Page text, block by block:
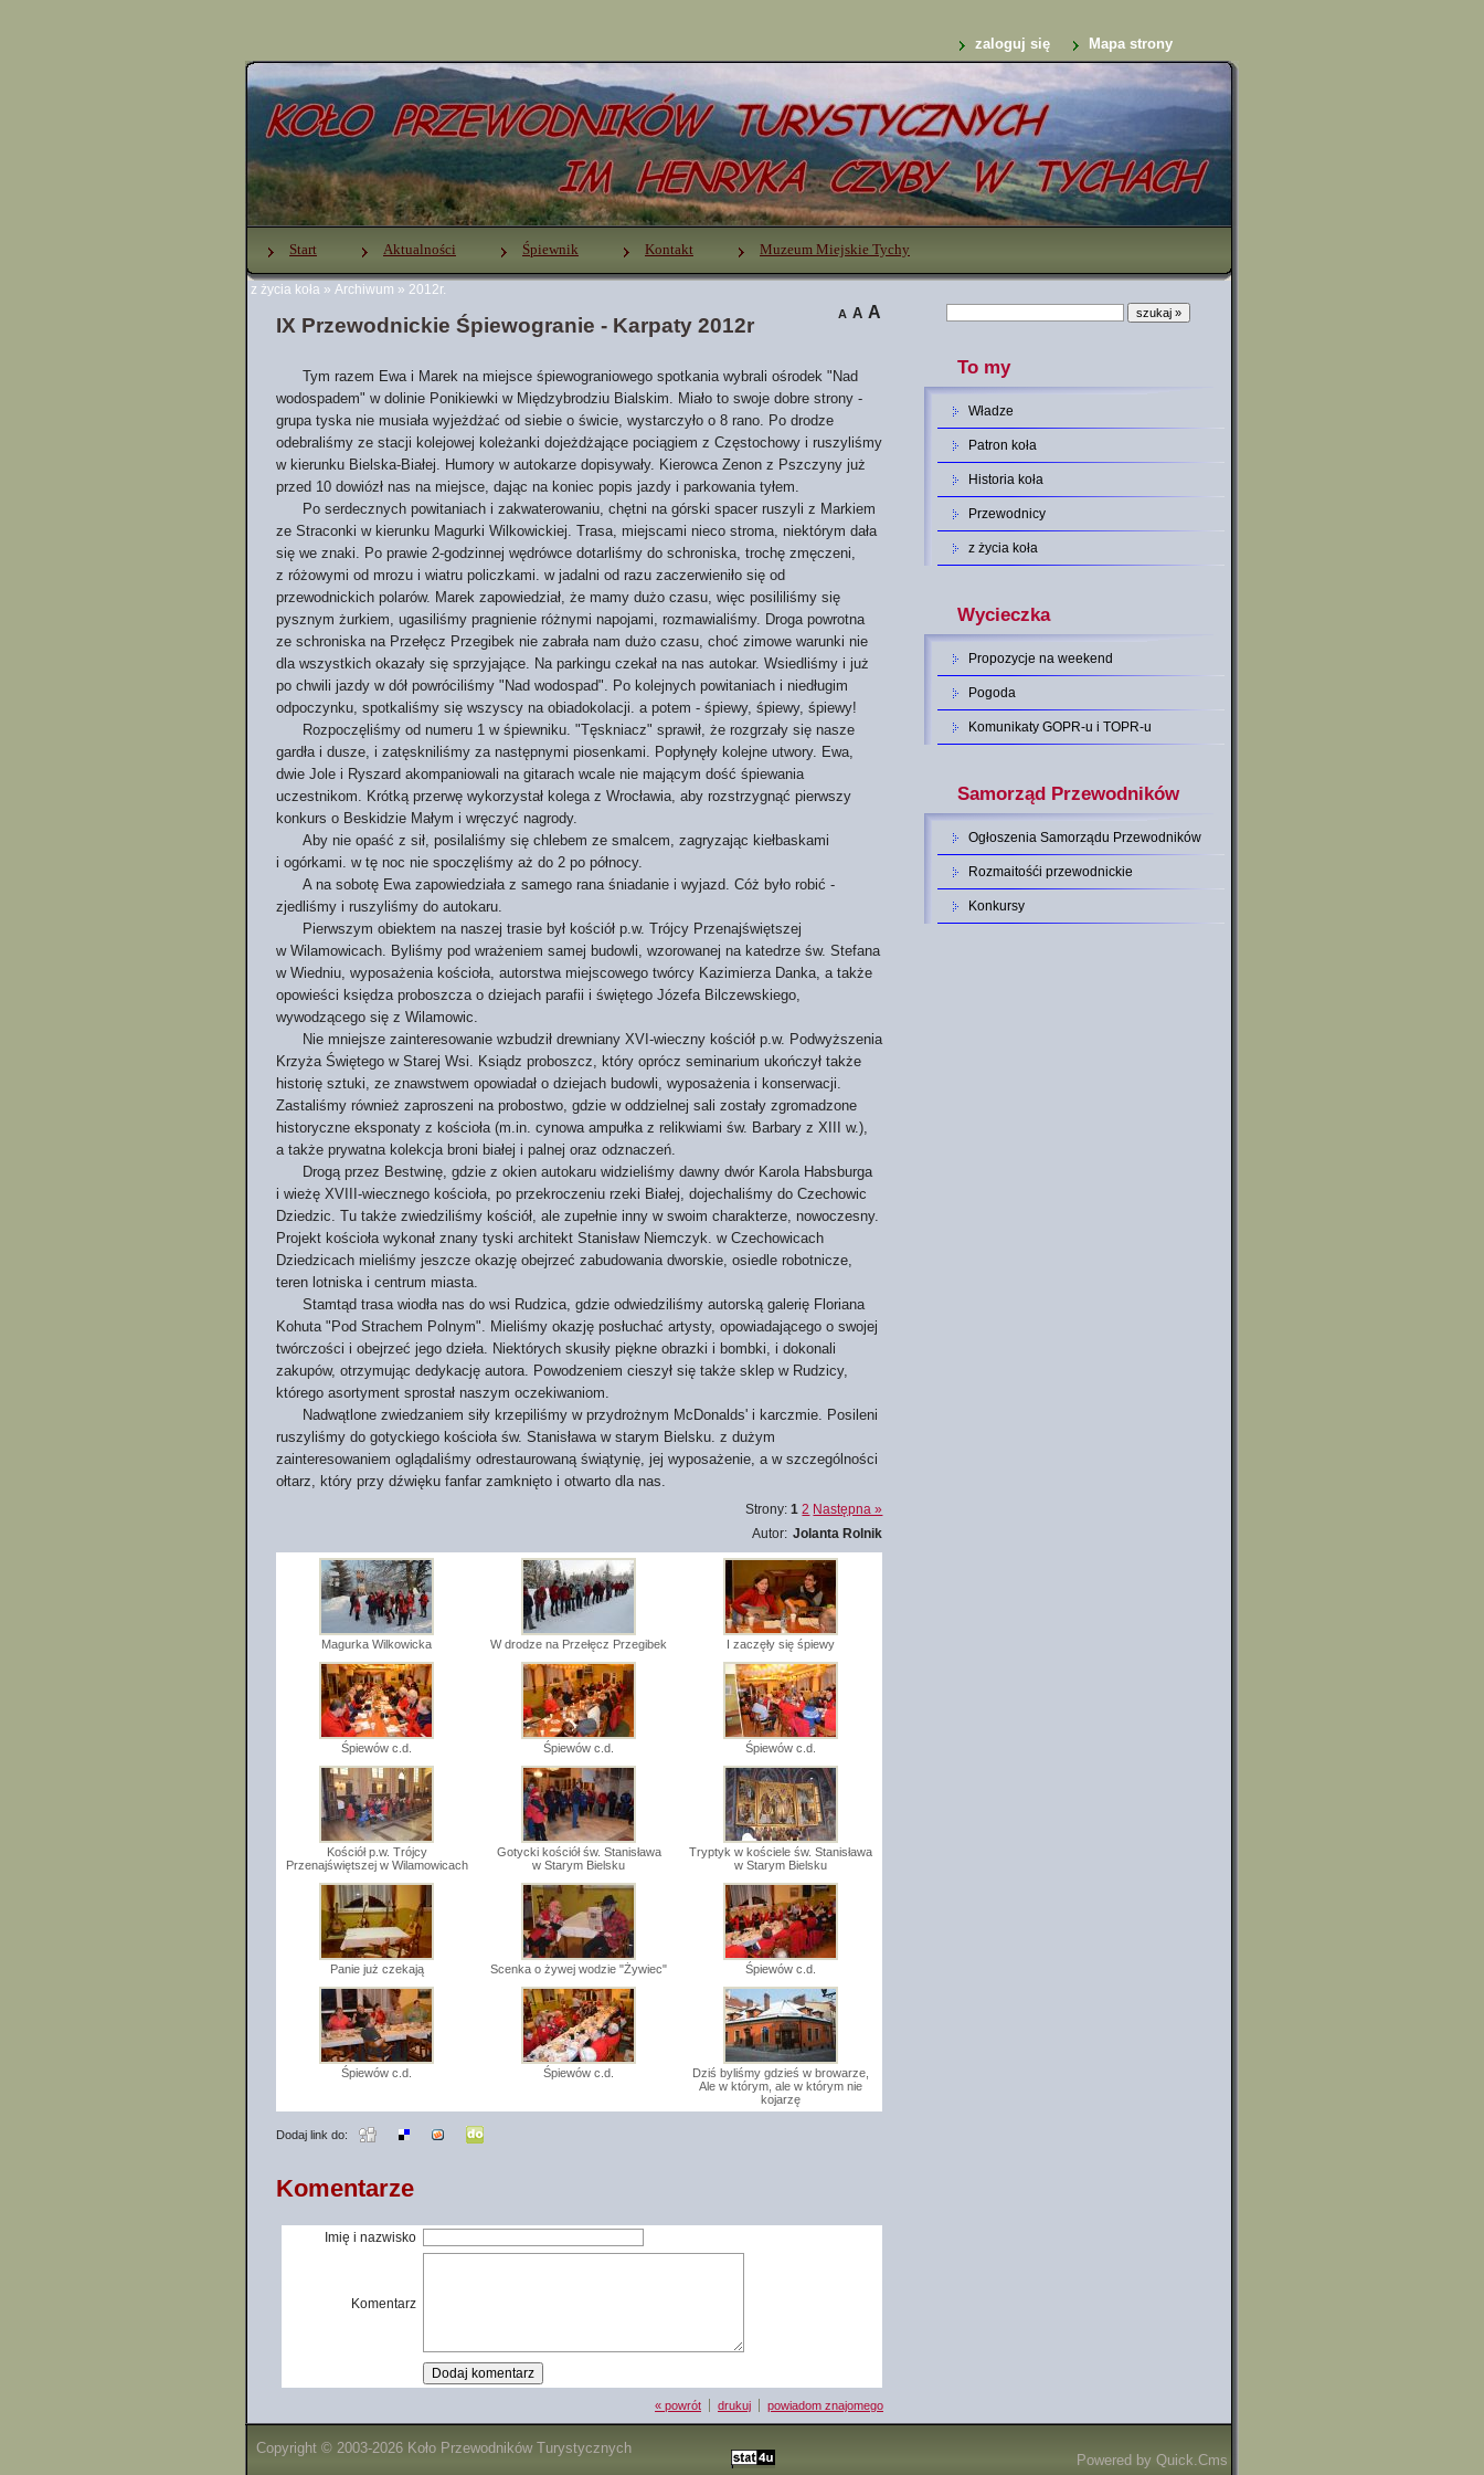
zaloguj się Mapa strony
z życia koła » Archiwum » 2012r.
Start Aktualności Śpiewnik Kontakt Muzeum Miejskie Tychy
To my
Władze
Patron koła
Historia koła
Przewodnicy
z życia koła
Wycieczka
Propozycje na weekend
Pogoda
Komunikaty GOPR-u i TOPR-u
Samorząd Przewodników
Ogłoszenia Samorządu Przewodników
Rozmaitośći przewodnickie
Konkursy
A A A
IX Przewodnickie Śpiewogranie - Karpaty 2012r
Tym razem Ewa i Marek na miejsce śpiewograniowego spotkania wybrali ośrodek "Nad
wodospadem" w dolinie Ponikiewki w Międzybrodziu Bialskim. Miało to swoje dobre strony -
grupa tyska nie musiała wyjeżdżać od siebie o świcie, wystarczyło o 8 rano. Po drodze
odebraliśmy ze stacji kolejowej koleżanki dojeżdżające pociągiem z Częstochowy i ruszyliśmy
w kierunku Bielska-Białej. Humory w autokarze dopisywały. Kierowca Zenon z Pszczyny już
przed 10 dowiózł nas na miejsce, dając na koniec popis jazdy i parkowania tyłem.
Po serdecznych powitaniach i zakwaterowaniu, chętni na górski spacer ruszyli z Markiem
ze Straconki w kierunku Magurki Wilkowickiej. Trasa, miejscami nieco stroma, niektórym dała
się we znaki. Po prawie 2-godzinnej wędrówce dotarliśmy do schroniska, trochę zmęczeni,
z różowymi od mrozu i wiatru policzkami. w jadalni od razu zaczerwieniło się od
przewodnickich polarów. Marek zapowiedział, że mamy dużo czasu, więc posililiśmy się
pysznym żurkiem, ugasiliśmy pragnienie różnymi napojami, rozmawialiśmy. Droga powrotna
ze schroniska na Przełęcz Przegibek nie zabrała nam dużo czasu, choć zimowe warunki nie
dla wszystkich okazały się sprzyjające. Na parkingu czekał na nas autokar. Wsiedliśmy i już
po chwili jazdy w dół powróciliśmy "Nad wodospad". Po kolejnych powitaniach i niedługim
odpoczynku, spotkaliśmy się wszyscy na obiadokolacji. a potem - śpiewy, śpiewy, śpiewy!
Rozpoczęliśmy od numeru 1 w śpiewniku. "Tęskniacz" sprawił, że rozgrzały się nasze
gardła i dusze, i zatęskniliśmy za następnymi piosenkami. Popłynęły kolejne utwory. Ewa,
dwie Jole i Ryszard akompaniowali na gitarach wcale nie mającym dość śpiewania
uczestnikom. Krótką przerwę wykorzystał kolega z Wrocławia, aby rozstrzygnąć pierwszy
konkurs o Beskidzie Małym i wręczyć nagrody.
Aby nie opaść z sił, posilaliśmy się chlebem ze smalcem, zagryzając kiełbaskami
i ogórkami. w tę noc nie spoczęliśmy aż do 2 po północy.
A na sobotę Ewa zapowiedziała z samego rana śniadanie i wyjazd. Cóż było robić -
zjedliśmy i ruszyliśmy do autokaru.
Pierwszym obiektem na naszej trasie był kościół p.w. Trójcy Przenajświętszej
w Wilamowicach. Byliśmy pod wrażeniem samej budowli, wzorowanej na katedrze św. Stefana
w Wiedniu, wyposażenia kościoła, autorstwa miejscowego twórcy Kazimierza Danka, a także
opowieści księdza proboszcza o dziejach parafii i świętego Józefa Bilczewskiego,
wywodzącego się z Wilamowic.
Nie mniejsze zainteresowanie wzbudził drewniany XVI-wieczny kościół p.w. Podwyższenia
Krzyża Świętego w Starej Wsi. Ksiądz proboszcz, który oprócz seminarium ukończył także
historię sztuki, ze znawstwem opowiadał o dziejach budowli, wyposażenia i konserwacji.
Zastaliśmy również zaproszeni na probostwo, gdzie w oddzielnej sali zostały zgromadzone
historyczne eksponaty z kościoła (m.in. cynowa ampułka z relikwiami św. Barbary z XIII w.),
a także prywatna kolekcja broni białej i palnej oraz odznaczeń.
Drogą przez Bestwinę, gdzie z okien autokaru widzieliśmy dawny dwór Karola Habsburga
i wieżę XVIII-wiecznego kościoła, po przekroczeniu rzeki Białej, dojechaliśmy do Czechowic
Dziedzic. Tu także zwiedziliśmy kościół, ale zupełnie inny w swoim charakterze, nowoczesny.
Projekt kościoła wykonał znany tyski architekt Stanisław Niemczyk. w Czechowicach
Dziedzicach mieliśmy jeszcze okazję obejrzeć zabudowania dworskie, osiedle robotnicze,
teren lotniska i centrum miasta.
Stamtąd trasa wiodła nas do wsi Rudzica, gdzie odwiedziliśmy autorską galerię Floriana
Kohuta "Pod Strachem Polnym". Mieliśmy okazję posłuchać artysty, opowiadającego o swojej
twórczości i obejrzeć jego dzieła. Niektórych skusiły piękne obrazki i bombki, i dokonali
zakupów, otrzymując dedykację autora. Powodzeniem cieszył się także sklep w Rudzicy,
którego asortyment sprostał naszym oczekiwaniom.
Nadwątlone zwiedzaniem siły krzepiliśmy w przydrożnym McDonalds' i karczmie. Posileni
ruszyliśmy do gotyckiego kościoła św. Stanisława w starym Bielsku. z dużym
zainteresowaniem oglądaliśmy odrestaurowaną świątynię, jej wyposażenie, a w szczególności
ołtarz, który przy dźwięku fanfar zamknięto i otwarto dla nas.
Strony:1 2 Następna »
Autor: Jolanta Rolnik
Magurka Wilkowicka W drodze na Przełęcz Przegibek I zaczęły się śpiewy
Śpiewów c.d. Śpiewów c.d. Śpiewów c.d.
Kościół p.w. Trójcy
Przenajświętszej w Wilamowicach
Gotycki kościół św. Stanisława
w Starym Bielsku
Tryptyk w kościele św. Stanisława
w Starym Bielsku
Panie już czekają Scenka o żywej wodzie "Żywiec" Śpiewów c.d.
Śpiewów c.d. Śpiewów c.d.
Dziś byliśmy gdzieś w browarze,
Ale w którym, ale w którym nie
kojarzę
Dodaj link do:
Komentarze
Imię i nazwisko
Komentarz
powiadom znajomego
drukuj
« powrót
Copyright © 2003-2026 Koło Przewodników Turystycznych
Powered by Quick.Cms